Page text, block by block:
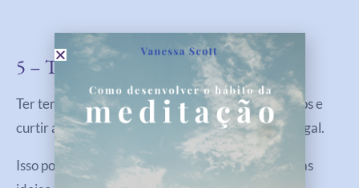
5 – Tempo De Qualidade Com Você
Ter tempo a sós para contemplar seus pensamentos e
curtir a sua própria companhia também é muito legal.
Isso pode gerar boas reflexões, relaxamento, novas